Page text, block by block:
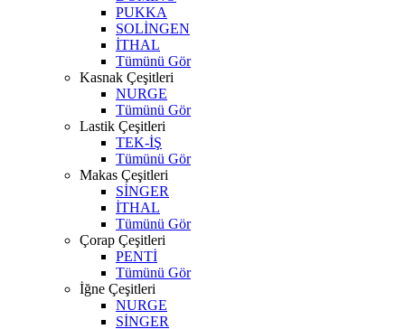
PUKKA
SOLİNGEN
İTHAL
Tümünü Gör
Kasnak Çeşitleri
NURGE
Tümünü Gör
Lastik Çeşitleri
TEK-İŞ
Tümünü Gör
Makas Çeşitleri
SİNGER
İTHAL
Tümünü Gör
Çorap Çeşitleri
PENTİ
Tümünü Gör
İğne Çeşitleri
NURGE
SİNGER